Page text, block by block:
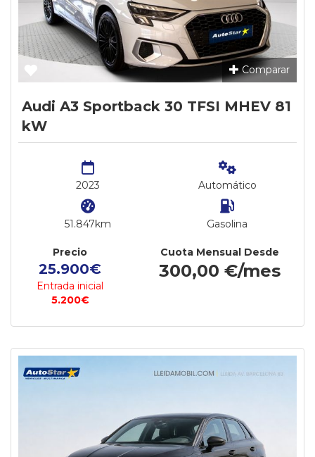
Comparar
Audi A3 Sportback 30 TFSI MHEV 81
kW
2023
51.847km
Automático
Gasolina
Precio
25.900€
Entrada inicial
5.200€
Cuota Mensual Desde
300,00 €/mes